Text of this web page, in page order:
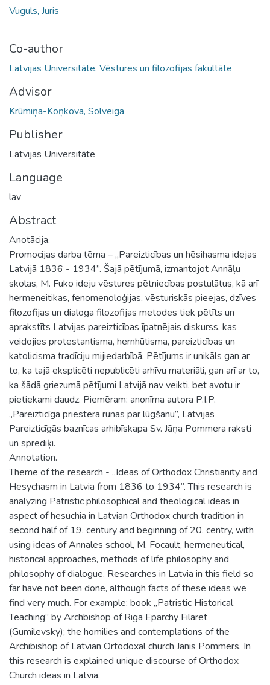
Vuguls, Juris
Co-author
Latvijas Universitāte. Vēstures un filozofijas fakultāte
Advisor
Krūmiņa-Koņkova, Solveiga
Publisher
Latvijas Universitāte
Language
lav
Abstract
Anotācija.
Promocijas darba tēma – „Pareizticības un hēsihasma idejas
Latvijā 1836 - 1934”. Šajā pētījumā, izmantojot Annāļu
skolas, M. Fuko ideju vēstures pētniecības postulātus, kā arī
hermeneitikas, fenomenoloģijas, vēsturiskās pieejas, dzīves
filozofijas un dialoga filozofijas metodes tiek pētīts un
aprakstīts Latvijas pareizticības īpatnējais diskurss, kas
veidojies protestantisma, hernhūtisma, pareizticības un
katolicisma tradīciju mijiedarbībā. Pētījums ir unikāls gan ar
to, ka tajā eksplicēti nepublicēti arhīvu materiāli, gan arī ar to,
ka šādā griezumā pētījumi Latvijā nav veikti, bet avotu ir
pietiekami daudz. Piemēram: anonīma autora P.I.P.
„Pareizticīga priestera runas par lūgšanu”, Latvijas
Pareizticīgās baznīcas arhibīskapa Sv. Jāņa Pommera raksti
un sprediķi.
Annotation.
Theme of the research - „Ideas of Orthodox Christianity and
Hesychasm in Latvia from 1836 to 1934”. This research is
analyzing Patristic philosophical and theological ideas in
aspect of hesuchia in Latvian Orthodox church tradition in
second half of 19. century and beginning of 20. centry, with
using ideas of Annales school, M. Focault, hermeneutical,
historical approaches, methods of life philosophy and
philosophy of dialogue. Researches in Latvia in this field so
far have not been done, although facts of these ideas we
find very much. For example: book „Patristic Historical
Teaching” by Archbishop of Riga Eparchy Filaret
(Gumilevsky); the homilies and contemplations of the
Archibishop of Latvian Ortodoxal church Janis Pommers. In
this research is explained unique discourse of Orthodox
Church ideas in Latvia.